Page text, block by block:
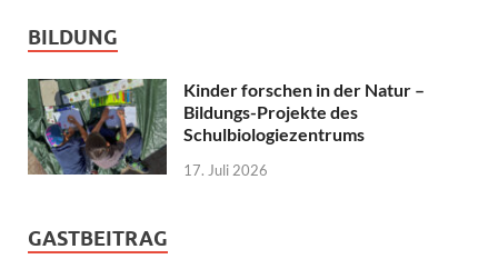
BILDUNG
Kinder forschen in der Natur –
Bildungs-Projekte des
Schulbiologiezentrums
17. Juli 2026
GASTBEITRAG